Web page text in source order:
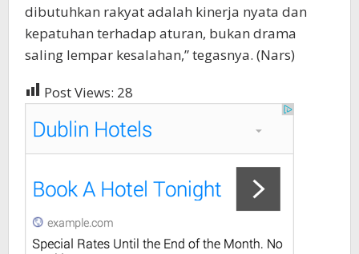
dibutuhkan rakyat adalah kinerja nyata dan
kepatuhan terhadap aturan, bukan drama
saling lempar kesalahan,” tegasnya. (Nars)
Post Views: 28